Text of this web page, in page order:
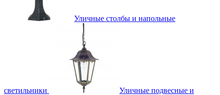
Уличные столбы и напольные
светильники Уличные подвесные и